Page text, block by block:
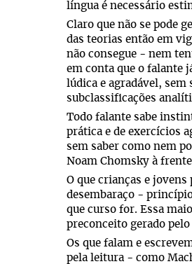
língua é necessário
Claro que não se pode
das teorias então em
não consegue - nem
em conta que o falante
lúdica e agradável,
subclassificações
Todo falante sabe
prática e de exercícios
sem saber como nem
Noam Chomsky à
O que crianças e
desembaraço -
que curso for. Essa
preconceito gerado
Os que falam e
pela leitura - como